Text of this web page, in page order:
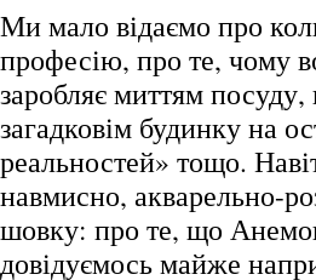
Ми мало відаємо про
професію, про те, чому
заробляє миттям
загадковім будинку на
реальностей» тощо.
навмисно, акварельно-
шовку: про те, що
довідуємось майже